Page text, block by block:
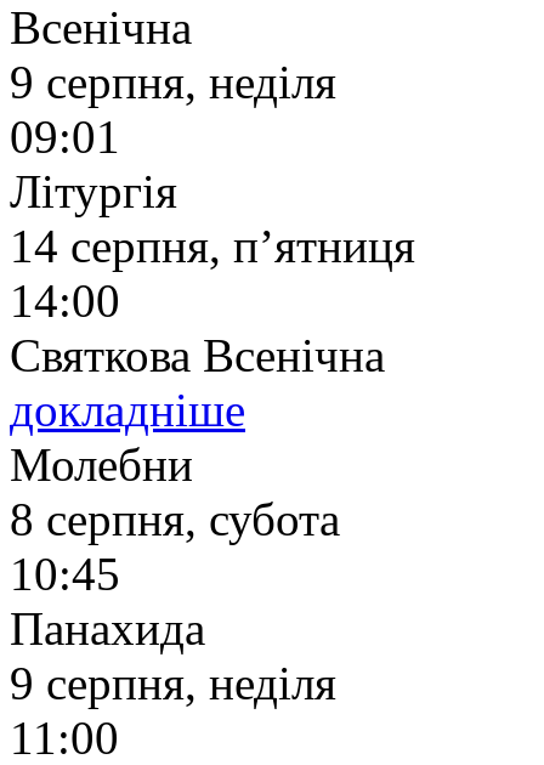
Всенічна
9 серпня, неділя
09:01
Літургія
14 серпня, п’ятниця
14:00
Святкова Всенічна
докладніше
Молебни
8 серпня, субота
10:45
Панахида
9 серпня, неділя
11:00